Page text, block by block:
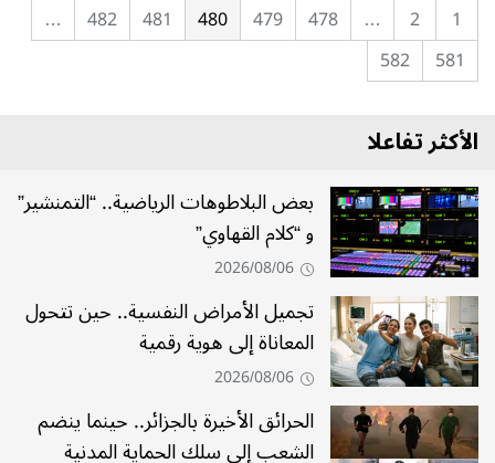
1
2
…
478
479
480
481
482
…
581
582
الأكثر تفاعلا
بعض البلاطوهات الرياضية.. “التمنشير”
و “كلام القهاوي”
2026/08/06
تجميل الأمراض النفسية.. حين تتحول
المعاناة إلى هوية رقمية
2026/08/06
الحرائق الأخيرة بالجزائر.. حينما ينضم
الشعب إلى سلك الحماية المدنية